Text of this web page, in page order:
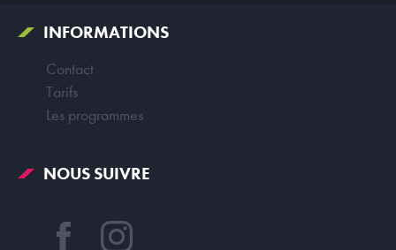
INFORMATIONS
Contact
Tarifs
Les programmes
NOUS SUIVRE